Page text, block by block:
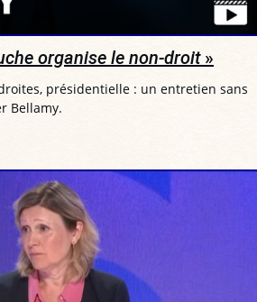
organise le non-droit»
présidentielle : un entretien sans
Bellamy.